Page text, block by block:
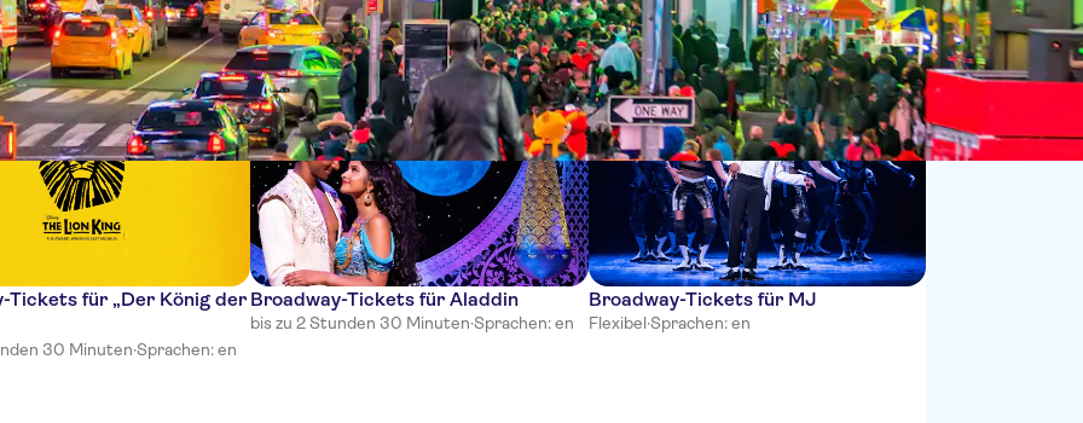
Sortieren nach:
Tickets für „Der König der
30 Minuten·Sprachen: en
Broadway-Tickets für Aladdin
bis zu 2 Stunden 30 Minuten·Sprachen: en
Broadway-Tickets für MJ
Flexibel·Sprachen: en